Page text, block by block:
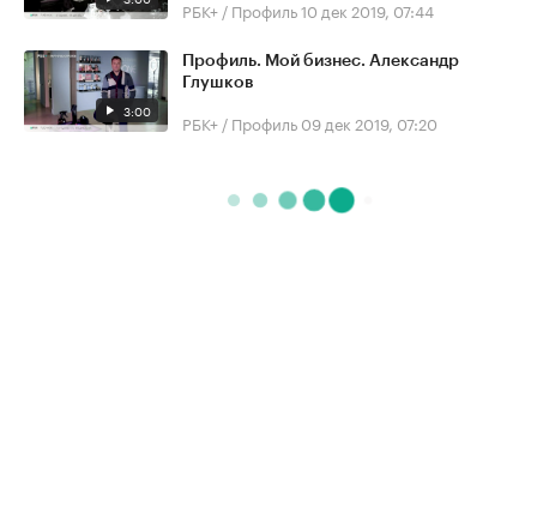
РБК+ / Профиль10 дек 2019, 07:44
3:00
Профиль. Мой бизнес. Александр
Глушков
РБК+ / Профиль 09 дек 2019, 07:20